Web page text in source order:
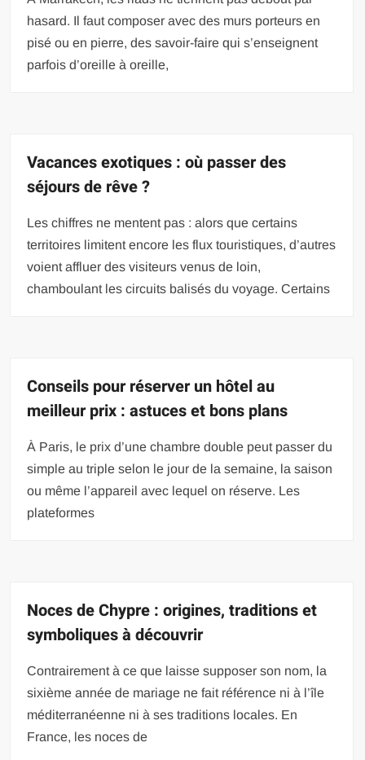
hasard. Il faut composer avec des murs porteurs en
pisé ou en pierre, des savoir-faire qui s’enseignent
parfois d’oreille à oreille,
Vacances exotiques : où passer des
séjours de rêve ?
Les chiffres ne mentent pas : alors que certains
territoires limitent encore les flux touristiques, d’autres
voient affluer des visiteurs venus de loin,
chamboulant les circuits balisés du voyage. Certains
Conseils pour réserver un hôtel au
meilleur prix : astuces et bons plans
À Paris, le prix d’une chambre double peut passer du
simple au triple selon le jour de la semaine, la saison
ou même l’appareil avec lequel on réserve. Les
plateformes
Noces de Chypre : origines, traditions et
symboliques à découvrir
Contrairement à ce que laisse supposer son nom, la
sixième année de mariage ne fait référence ni à l’île
méditerranéenne ni à ses traditions locales. En
France, les noces de